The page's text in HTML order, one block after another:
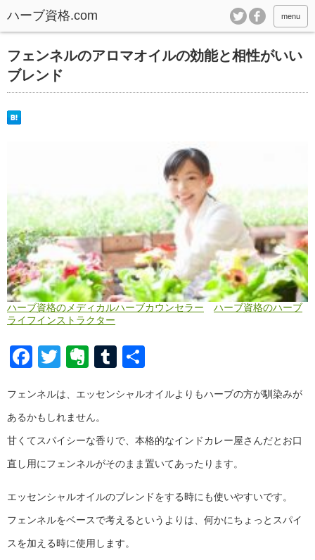
ハーブ資格.com menu
フェンネルのアロマオイルの効能と相性がいい
ブレンド
ハーブ資格のメディカルハーブカウンセラー
ハーブ資格のハーブ
ライフインストラクター
Facebook
TwitterEvernote
Tumblr
フェンネルは、エッセンシャルオイルよりもハーブの方が馴染みが
あるかもしれません。
甘くてスパイシーな香りで、本格的なインドカレー屋さんだとお口
直し用にフェンネルがそのまま置いてあったります。
エッセンシャルオイルのブレンドをする時にも使いやすいです。
フェンネルをベースで考えるというよりは、何かにちょっとスパイ
スを加える時に使用します。